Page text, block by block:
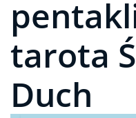
tarota
Duch